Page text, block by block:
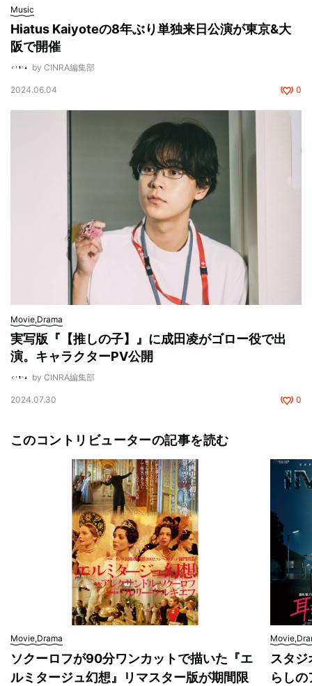
Music
Hiatus Kaiyoteの8年ぶり単独来日公演が東京&大
阪で開催
by CINRA編集部
2024.06.04 0
Movie,Drama
実写版『【推しの子】』に成田凌がゴロー役で出
演。キャラクターPV公開
by CINRA編集部
2024.07.30 0
このコントリビューターの記事を読む
Movie,Drama
ソクーロフが90分ワンカットで描いた『エ
ルミタージュ幻想』リマスター版が期間限
スタジ
らし